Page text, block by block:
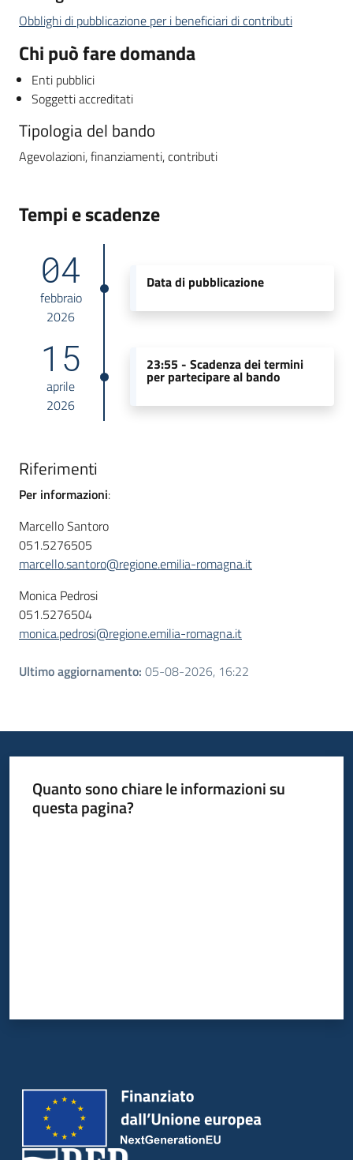
Obblighi di pubblicazione per i beneficiari di contributi
Chi può fare domanda
Enti pubblici
Soggetti accreditati
Tipologia del bando
Agevolazioni, finanziamenti, contributi
Tempi e scadenze
04
febbraio
2026
Data di pubblicazione
15
aprile
2026
23:55 - Scadenza dei termini
per partecipare al bando
Riferimenti
Per informazioni:
Marcello Santoro
051.5276505
marcello.santoro@regione.emilia-romagna.it
Monica Pedrosi
051.5276504
monica.pedrosi@regione.emilia-romagna.it
Ultimo aggiornamento: 05-08-2026, 16:22
Quanto sono chiare le informazioni su
questa pagina?